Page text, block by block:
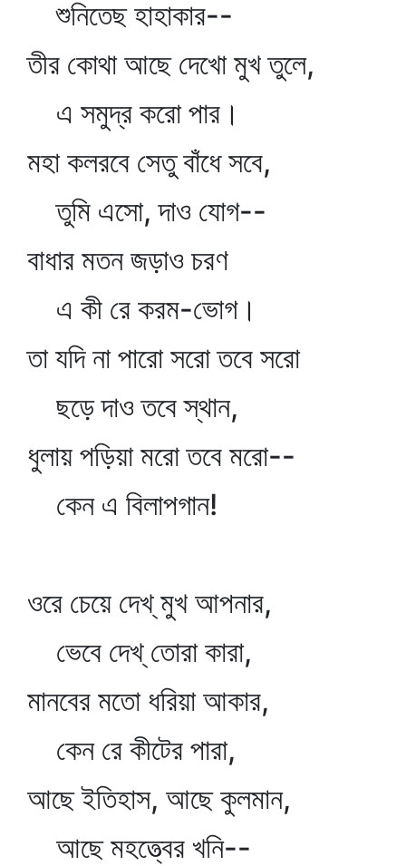
শুনিতেছ হাহাকার--
তীর কোথা আছে দেখো মুখ তুলে,
এ সমুদ্র করো পার।
মহা কলরবে সেতু বাঁধে সবে,
তুমি এসো, দাও যোগ--
বাধার মতন জড়াও চরণ
এ কী রে করম-ভোগ।
তা যদি না পারো সরো তবে সরো
ছড়ে দাও তবে স্থান,
ধুলায় পড়িয়া মরো তবে মরো--
কেন এ বিলাপগান!
ওরে চেয়ে দেখ্‌ মুখ আপনার,
ভেবে দেখ্‌ তোরা কারা,
মানবের মতো ধরিয়া আকার,
কেন রে কীটের পারা,
আছে ইতিহাস, আছে কুলমান,
আছে মহত্ত্বের খনি--